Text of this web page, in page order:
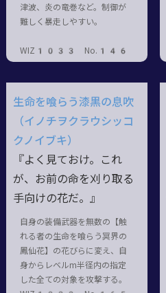
津波、炎の竜巻など。制御が
難しく暴走しやすい。
WIZ1033 No.146
生命を喰らう漆黒の息吹
（イノチヲクラウシッコ
クノイブキ）
『よく見ておけ。これ
が、お前の命を刈り取る
手向けの花だ。』
自身の装備武器を無数の【触
れる者の生命を喰らう冥界の
鳳仙花】の花びらに変え、自
身からレベルm半径内の指定
した全ての対象を攻撃する。